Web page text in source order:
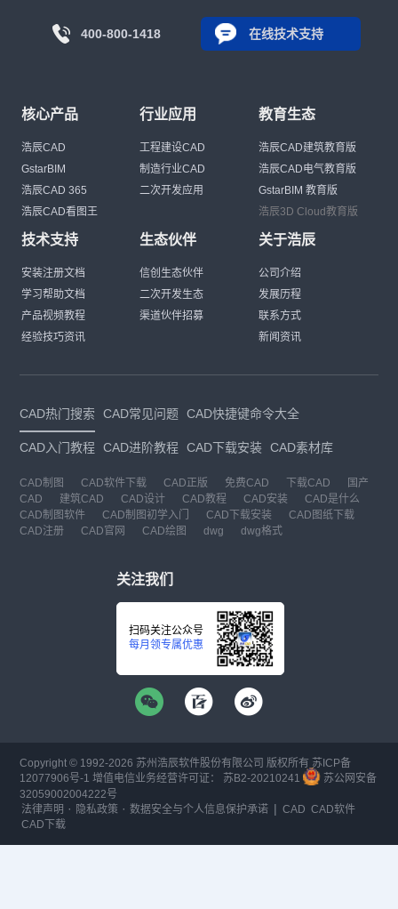
400-800-1418 在线技术支持
核心产品
浩辰CAD
GstarBIM
浩辰CAD 365
浩辰CAD看图王
行业应用
工程建设CAD
制造行业CAD
二次开发应用
教育生态
浩辰CAD建筑教育版
浩辰CAD电气教育版
GstarBIM 教育版
浩辰3D Cloud教育版
技术支持
安装注册文档
学习帮助文档
产品视频教程
经验技巧资讯
生态伙伴
信创生态伙伴
二次开发生态
渠道伙伴招募
关于浩辰
公司介绍
发展历程
联系方式
新闻资讯
CAD热门搜索 CAD常见问题 CAD快捷键命令大全
CAD入门教程 CAD进阶教程 CAD下载安装 CAD素材库
CAD制图 CAD软件下载 CAD正版 免费CAD 下载CAD
国产
CAD
建筑CAD CAD设计 CAD教程 CAD安装
CAD是什么
CAD制图软件
CAD制图初学入门 CAD下载安装
CAD图纸下载
CAD注册
CAD官网 CAD绘图 dwg dwg格式
关注我们
扫码关注公众号
每月领专属优惠
Copyright © 1992-2026 苏州浩辰软件股份有限公司 版权所有 苏ICP备
12077906号-1 增值电信业务经营许可证： 苏B2-20210241
苏公网安备
32059002004222号
法律声明 · 隐私政策 ·数据安全与个人信息保护承诺 | CAD CAD软件
CAD下载